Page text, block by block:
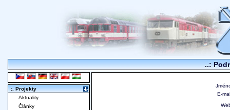
..:
E-
:. Projekty
Aktuality
Články